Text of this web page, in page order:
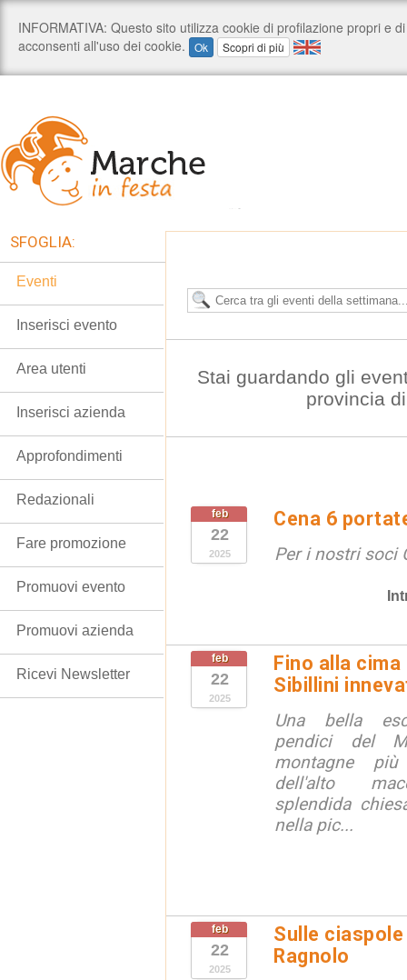
Stai guardando gli
provincia
feb
22
2025
Cena 6
Per i nostri soci
feb
22
2025
Fino alla
Sibillini
Una bella
pendici del
montagne
dell'alto
splendida
nella pic...
feb
22
2025
Sulle
Ragnolo
SFOGLIA:
Eventi
Inserisci evento
Area utenti
Inserisci azienda
Approfondimenti
Redazionali
Fare promozione
Promuovi evento
Promuovi azienda
Ricevi Newsletter